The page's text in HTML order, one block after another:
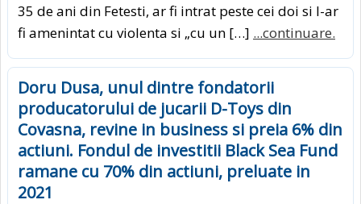
35 de ani din Fetesti, ar fi intrat peste cei doi si l-ar
fi amenintat cu violenta si „cu un […] ...continuare.
Doru Dusa, unul dintre fondatorii
producatorului de jucarii D-Toys din
Covasna, revine in business si preia 6% din
actiuni. Fondul de investitii Black Sea Fund
ramane cu 70% din actiuni, preluate in
2021